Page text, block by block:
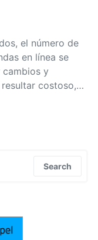
el número de
en línea se
y
costoso,…
Search